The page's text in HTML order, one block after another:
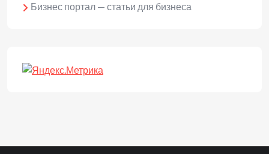
Бизнес портал — статьи для бизнеса